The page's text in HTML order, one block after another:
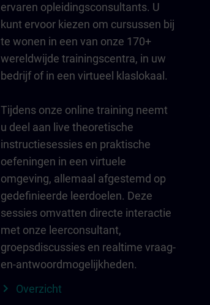
ervaren opleidingsconsultants. U
kunt ervoor kiezen om cursussen bij
te wonen in een van onze 170+
wereldwijde trainingscentra, in uw
bedrijf of in een virtueel klaslokaal.
Tijdens onze online training neemt
u deel aan live theoretische
instructiesessies en praktische
oefeningen in een virtuele
omgeving, allemaal afgestemd op
gedefinieerde leerdoelen. Deze
sessies omvatten directe interactie
met onze leerconsultant,
groepsdiscussies en realtime vraag-
en-antwoordmogelijkheden.
Overzicht